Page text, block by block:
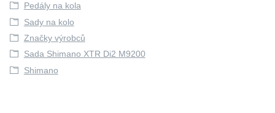
Pedály na kola
Sady na kolo
Značky výrobců
Sada Shimano XTR Di2 M9200
Shimano